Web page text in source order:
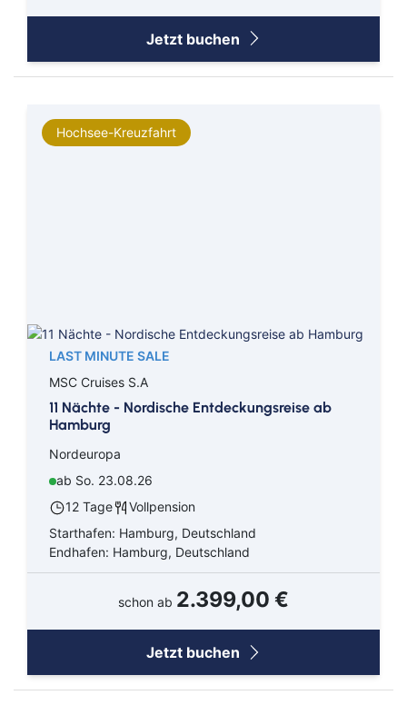
Jetzt buchen
Hochsee-Kreuzfahrt
LAST MINUTE SALE
MSC Cruises S.A
11 Nächte - Nordische Entdeckungsreise ab
Hamburg
Nordeuropa
ab So. 23.08.26
12 Tage
Vollpension
Starthafen: Hamburg, Deutschland
Endhafen: Hamburg, Deutschland
schon ab 2.399,00 €
Jetzt buchen